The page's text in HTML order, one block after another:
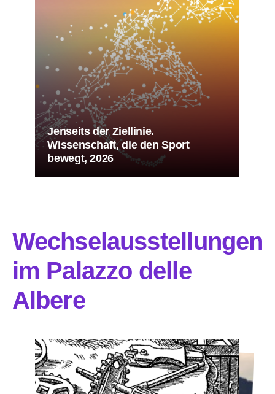
Jenseits der Ziellinie.
Wissenschaft, die den Sport
bewegt, 2026
Wechselausstellungen
im Palazzo delle
Albere